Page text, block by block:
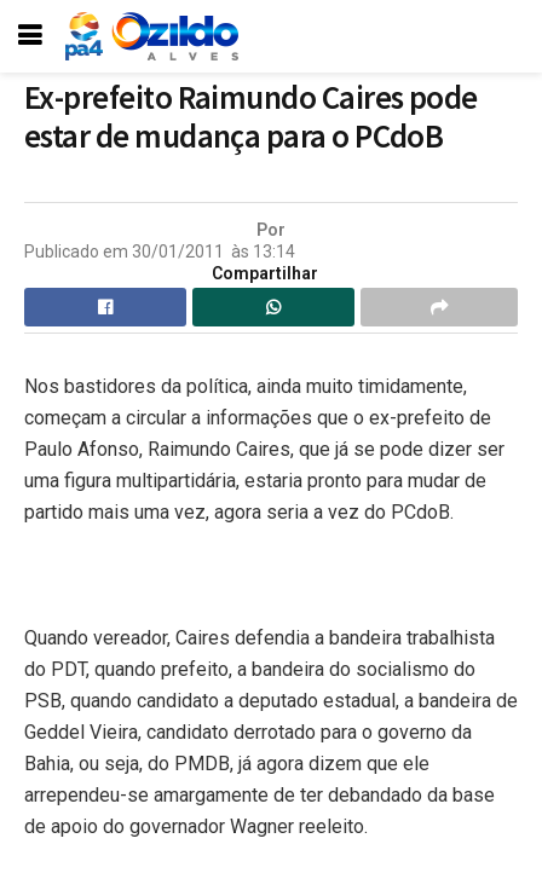
Ex-prefeito Raimundo Caires pode
estar de mudança para o PCdoB
Por
Publicado em 30/01/2011 às 13:14
Compartilhar
Nos bastidores da política, ainda muito timidamente,
começam a circular a informações que o ex-prefeito de
Paulo Afonso, Raimundo Caires, que já se pode dizer ser
uma figura multipartidária, estaria pronto para mudar de
partido mais uma vez, agora seria a vez do PCdoB.
Quando vereador, Caires defendia a bandeira trabalhista
do PDT, quando prefeito, a bandeira do socialismo do
PSB, quando candidato a deputado estadual, a bandeira de
Geddel Vieira, candidato derrotado para o governo da
Bahia, ou seja, do PMDB, já agora dizem que ele
arrependeu-se amargamente de ter debandado da base
de apoio do governador Wagner reeleito.